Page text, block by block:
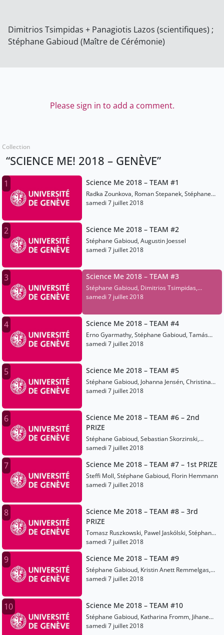
Dimitrios Tsimpidas + Panagiotis Lazos (scientifiques) ;
Stéphane Gabioud (Maître de Cérémonie)
Please sign in to add a comment.
Collection
“SCIENCE ME! 2018 – GENÈVE”
1 Science Me 2018 – TEAM #1
Radka Zounkova, Roman Stepanek, Stéphane
Gabioud
samedi 7 juillet 2018
2 Science Me 2018 – TEAM #2
Stéphane Gabioud, Augustin Joessel
samedi 7 juillet 2018
3 Science Me 2018 – TEAM #3
Stéphane Gabioud, Dimitrios Tsimpidas,
Panagiotis Lazos
samedi 7 juillet 2018
4 Science Me 2018 – TEAM #4
Erno Gyarmathy, Stéphane Gabioud, Tamás
Zelles
samedi 7 juillet 2018
5 Science Me 2018 – TEAM #5
Stéphane Gabioud, Johanna Jensén, Christina
Humina
samedi 7 juillet 2018
6
Science Me 2018 – TEAM #6 – 2nd
PRIZE
Stéphane Gabioud, Sebastian Skorzinski,
Marius Herold
samedi 7 juillet 2018
7 Science Me 2018 – TEAM #7 – 1st PRIZE
Steffi Moll, Stéphane Gabioud, Florin Hemmann
samedi 7 juillet 2018
8
Science Me 2018 – TEAM #8 – 3rd
PRIZE
Tomasz Ruszkowski, Pawel Jaskólski, Stéphane
Gabioud
samedi 7 juillet 2018
9 Science Me 2018 – TEAM #9
Stéphane Gabioud, Kristin Anett Remmelgas,
Sander Kotkas
samedi 7 juillet 2018
10 Science Me 2018 – TEAM #10
Stéphane Gabioud, Katharina Fromm, Jihane
Hankache
samedi 7 juillet 2018